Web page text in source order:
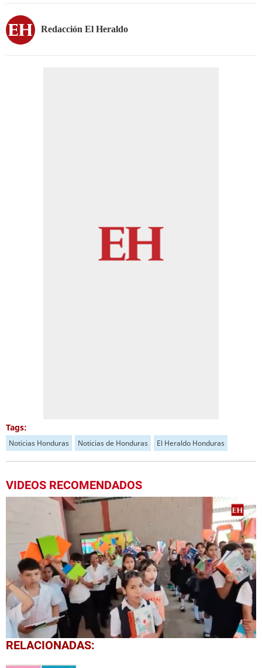
Redacción El Heraldo
Tags:
Noticias Honduras Noticias de Honduras El Heraldo Honduras
VIDEOS RECOMENDADOS
0
seconds
RELACIONADAS: